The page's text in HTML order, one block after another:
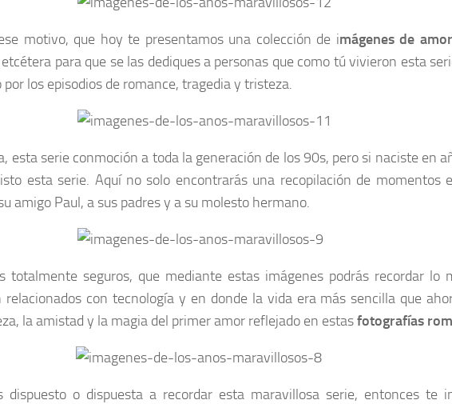
motivo, que hoy te presentamos una colección de imágenes de
etcétera para que se las dediques a personas que como tú vivieron esta
por los episodios de romance, tragedia y tristeza.
esta serie conmoción a toda la generación de los 90s, pero si naciste en
esta serie. Aquí no solo encontrarás una recopilación de momentos
amigo Paul, a sus padres y a su molesto hermano.
totalmente seguros, que mediante estas imágenes podrás recordar lo
relacionados con tecnología y en donde la vida era más sencilla que
la amistad y la magia del primer amor reflejado en estasfotografías
dispuesto o dispuesta a recordar esta maravillosa serie, entonces te